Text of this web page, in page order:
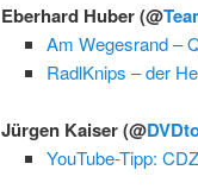
Eberhard Huber(@
Am Wegesrand –
RadlKnips – der
Jürgen Kaiser(@
YouTube-Tipp: